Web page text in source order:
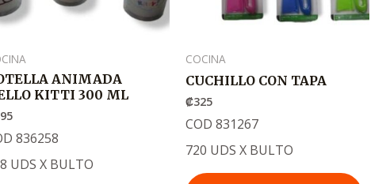
ANIMADA
KITTI 300 ML
836258
UDS X BULTO
COCINA
CUCHILLO CON TAPA
₡325
COD 831267
720 UDS X BULTO